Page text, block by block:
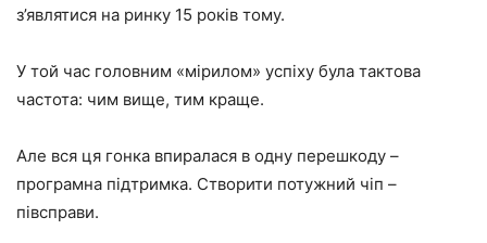
з’являтися на ринку 15 років тому.
У той час головним «мірилом» успіху була тактова
частота: чим вище, тим краще.
Але вся ця гонка впиралася в одну перешкоду –
програмна підтримка. Створити потужний чіп –
півсправи.